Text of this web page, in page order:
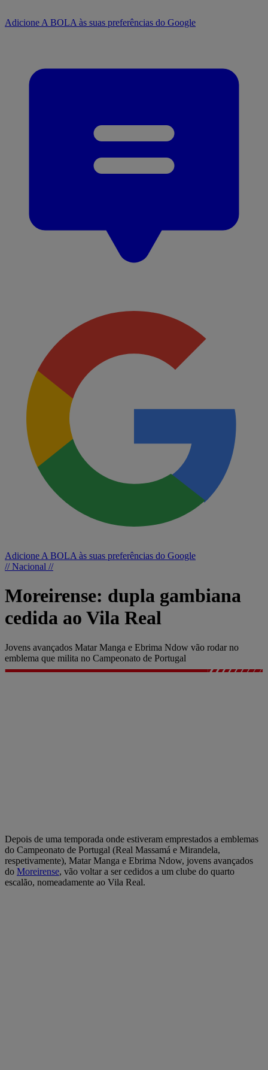
Adicione A BOLA às suas preferências do Google
Adicione A BOLA às suas preferências do Google
// Nacional //
Moreirense: dupla gambiana
cedida ao Vila Real
Jovens avançados Matar Manga e Ebrima Ndow vão rodar no
emblema que milita no Campeonato de Portugal
Depois de uma temporada onde estiveram emprestados a emblemas
do Campeonato de Portugal (Real Massamá e Mirandela,
respetivamente), Matar Manga e Ebrima Ndow, jovens avançados
do Moreirense, vão voltar a ser cedidos a um clube do quarto
escalão, nomeadamente ao Vila Real.